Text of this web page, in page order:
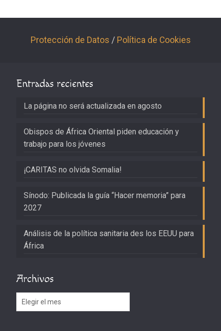
Protección de Datos / Política de Cookies
Entradas recientes
La página no será actualizada en agosto
Obispos de África Oriental piden educación y
trabajo para los jóvenes
¡CARITAS no olvida Somalia!
Sínodo: Publicada la guía “Hacer memoria” para
2027
Análisis de la política sanitaria des los EEUU para
África
Archivos
Archivos